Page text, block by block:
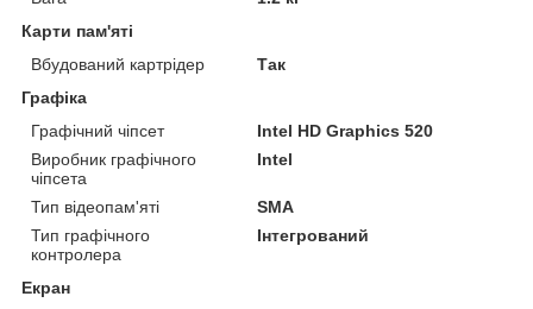
Карти пам'яті
Вбудований картрідер
Так
Графіка
Графічний чіпсет
Intel HD Graphics 520
Виробник графічного
чіпсета
Intel
Тип відеопам'яті
SMA
Тип графічного
контролера
Інтегрований
Екран